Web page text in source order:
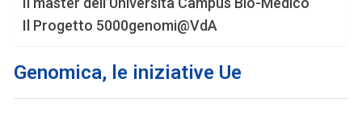
Il Progetto 5000genomi@VdA
Genomica, le iniziative Ue